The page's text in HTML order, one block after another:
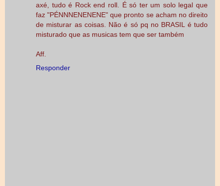
axé, tudo é Rock end roll. É só ter um solo legal que
faz "PÉNNNENENENE" que pronto se acham no direito
de misturar as coisas. Não é só pq no BRASIL é tudo
misturado que as musicas tem que ser também
Aff.
Responder